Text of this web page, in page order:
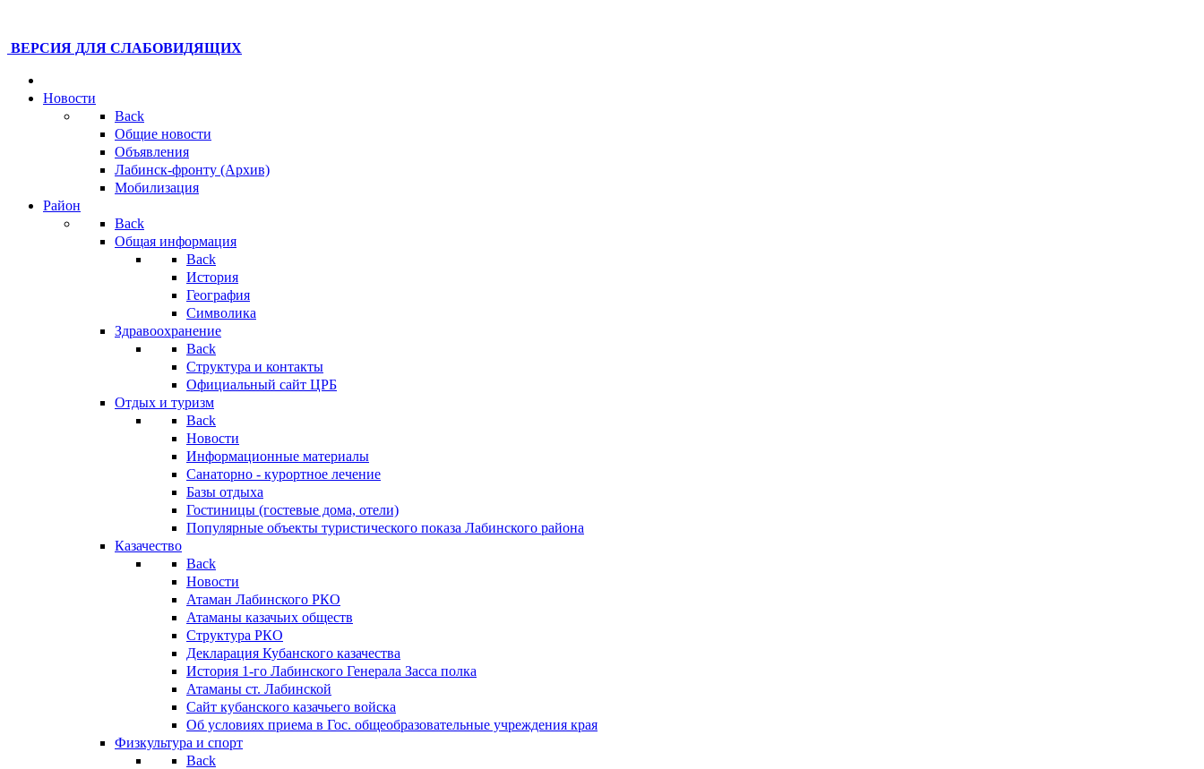
ВЕРСИЯ ДЛЯ СЛАБОВИДЯЩИХ
Новости
Back
Общие новости
Объявления
Лабинск-фронту (Архив)
Мобилизация
Район
Back
Общая информация
Back
История
География
Символика
Здравоохранение
Back
Структура и контакты
Официальный сайт ЦРБ
Отдых и туризм
Back
Новости
Информационные материалы
Санаторно - курортное лечение
Базы отдыха
Гостиницы (гостевые дома, отели)
Популярные объекты туристического показа Лабинского района
Казачество
Back
Новости
Атаман Лабинского РКО
Атаманы казачьих обществ
Структура РКО
Декларация Кубанского казачества
История 1-го Лабинского Генерала Засса полка
Атаманы ст. Лабинской
Cайт кубанского казачьего войска
Об условиях приема в Гос. общеобразовательные учреждения края
Физкультура и спорт
Back